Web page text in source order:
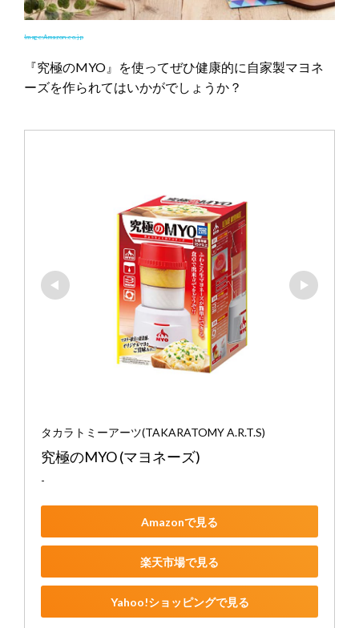
Image:Amazon.co.jp
『究極のMYO』を使ってぜひ健康的に自家製マヨネ
ーズを作られてはいかがでしょうか？
タカラトミーアーツ(TAKARATOMY A.R.T.S)
究極のMYO (マヨネーズ)
-
Amazonで見る
楽天市場で見る
Yahoo!ショッピングで見る